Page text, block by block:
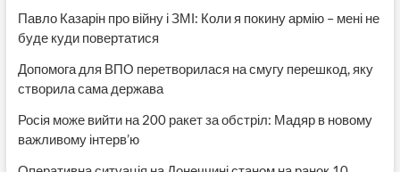
Павло Казарін про війну і ЗМІ: Коли я покину армію – мені не
буде куди повертатися
Допомога для ВПО перетворилася на смугу перешкод, яку
створила сама держава
Росія може вийти на 200 ракет за обстріл: Мадяр в новому
важливому інтерв’ю